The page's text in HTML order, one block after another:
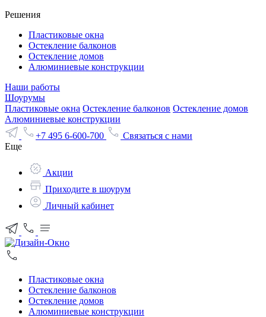
Решения
Пластиковые окна
Остекление балконов
Остекление домов
Алюминиевые конструкции
Наши работы
Шоурумы
Пластиковые окна Остекление балконов Остекление домов
Алюминиевые конструкции
+7 495 6-600-700
Связаться с нами
Еще
Акции
Приходите в шоурум
Личный кабинет
Пластиковые окна
Остекление балконов
Остекление домов
Алюминиевые конструкции